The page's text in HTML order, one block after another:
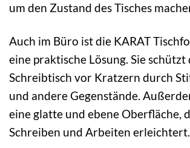
um den Zustand des Tisches
Auch im Büro ist die KARAT
eine praktische Lösung. Sie schützt
Schreibtisch vor Kratzern durch
und andere Gegenstände.
eine glatte und ebene Oberfläche,
Schreiben und Arbeiten erleichtert.